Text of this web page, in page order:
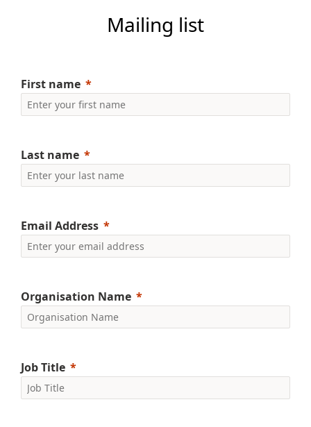
Mailing list
First name
Last name
Email Address
Organisation Name
Job Title